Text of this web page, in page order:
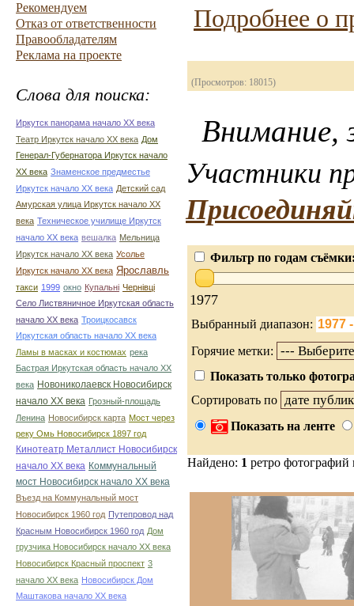
Рекомендуем
Отказ от ответственности
Правообладателям
Реклама на проекте
Слова для поиска:
Иркутск панорама начало ХХ века
Театр Иркутск начало ХХ века Дом
Генерал-Губернатора Иркутск начало
ХХ века Знаменское предместье
Иркутск начало ХХ века Детский сад
Амурская улица Иркутск начало ХХ
века Техническое училище Иркутск
начало ХХ века вешалка Мельница
Иркутск начало ХХ века Усолье
Иркутск начало ХХ века Ярославль
такси 1999 окно Купальні Чернівці
Село Листвяничное Иркутская область
начало ХХ века Троицкосавск
Иркутская область начало ХХ века
Ламы в масках и костюмах река
Бастрая Иркутская область начало ХХ
века Новониколаевск Новосибирск
начало ХХ века Грозный-площадь
Ленина Новосибирск карта Мост через
реку Омь Новосибирск 1897 год
Кинотеатр Металлист Новосибирск
начало ХХ века Коммунальный
мост Новосибирск начало ХХ века
Въезд на Коммунальный мост
Новосибирск 1960 год Путепровод над
Красным Новосибирск 1960 год Дом
грузчика Новосибирск начало ХХ века
Новосибирск Красный проспект 3
начало ХХ века Новосибирск Дом
Маштакова начало ХХ века
Подробнее о
(Просмотров: 18015)
Внимание,
Участники
Фильтр по годам
1977
Выбранный диапазон:
Горячие метки:
Показать только
Сортировать по
Показать на ленте
Найдено: 1 ретро